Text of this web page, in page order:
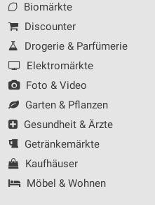
Biomärkte
Discounter
Drogerie & Parfümerie
Elektromärkte
Foto & Video
Garten & Pflanzen
Gesundheit & Ärzte
Getränkemärkte
Kaufhäuser
Möbel & Wohnen
Entwicklung und
Verwendung reduzierter
Inhalten
IAB-Besonderheiten:
Verwendung genauer
Informationen identifizieren
Nicht-IAB-Verarbeitungszwecke: